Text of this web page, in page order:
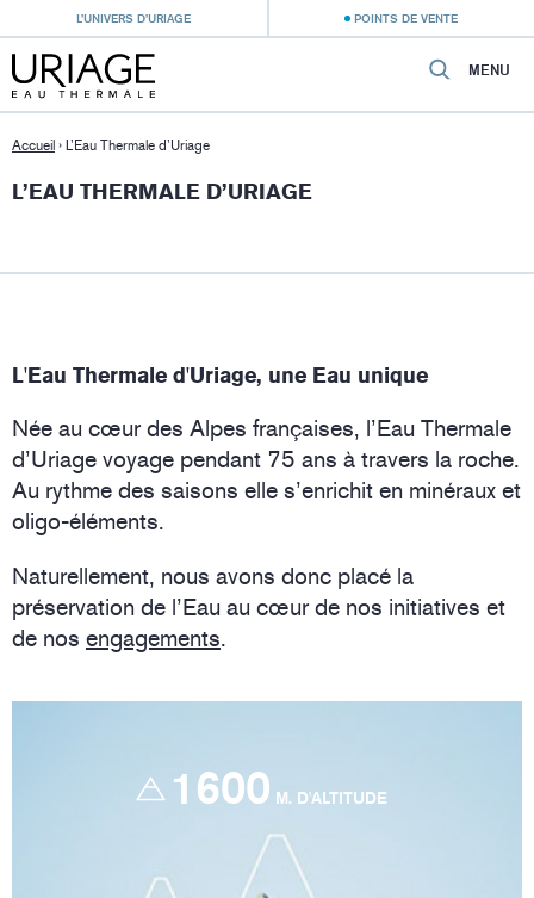
L’UNIVERS D’URIAGE POINTS DE VENTE
MENU
Accueil › L’Eau Thermale d’Uriage
L’EAU THERMALE D’URIAGE
L'Eau Thermale d'Uriage, une Eau unique
Née au cœur des Alpes françaises, l’Eau Thermale
d’Uriage voyage pendant 75 ans à travers la roche.
Au rythme des saisons elle s’enrichit en minéraux et
oligo-éléments.
Naturellement, nous avons donc placé la
préservation de l’Eau au cœur de nos initiatives et
de nos engagements.
1600 M. D'ALTITUDE